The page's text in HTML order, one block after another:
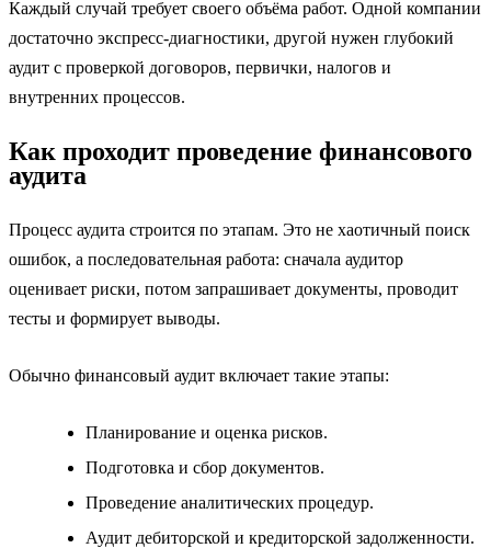
Каждый случай требует своего объёма работ. Одной компании
достаточно экспресс-диагностики, другой нужен глубокий
аудит с проверкой договоров, первички, налогов и
внутренних процессов.
Как проходит проведение финансового
аудита
Процесс аудита строится по этапам. Это не хаотичный поиск
ошибок, а последовательная работа: сначала аудитор
оценивает риски, потом запрашивает документы, проводит
тесты и формирует выводы.
Обычно финансовый аудит включает такие этапы:
Планирование и оценка рисков.
Подготовка и сбор документов.
Проведение аналитических процедур.
Аудит дебиторской и кредиторской задолженности.